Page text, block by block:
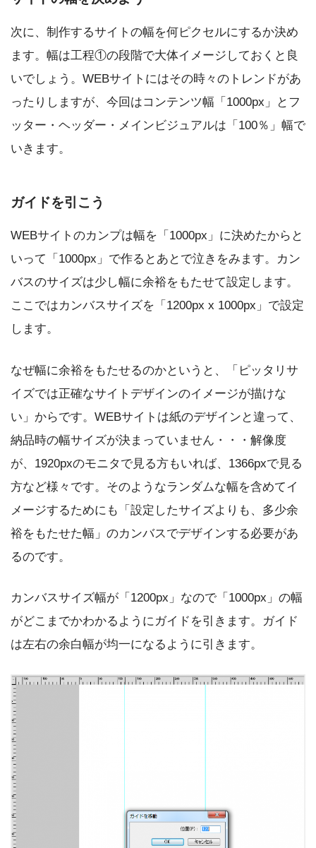
次に、制作するサイトの幅を何ピクセルにするか決め
ます。幅は工程①の段階で大体イメージしておくと良
いでしょう。WEBサイトにはその時々のトレンドがあ
ったりしますが、今回はコンテンツ幅「1000px」とフ
ッター・ヘッダー・メインビジュアルは「100％」幅で
いきます。
ガイドを引こう
WEBサイトのカンプは幅を「1000px」に決めたからと
いって「1000px」で作るとあとで泣きをみます。カン
バスのサイズは少し幅に余裕をもたせて設定します。
ここではカンバスサイズを「1200px x 1000px」で設定
します。
なぜ幅に余裕をもたせるのかというと、「ピッタリサ
イズでは正確なサイトデザインのイメージが描けな
い」からです。WEBサイトは紙のデザインと違って、
納品時の幅サイズが決まっていません・・・解像度
が、1920pxのモニタで見る方もいれば、1366pxで見る
方など様々です。そのようなランダムな幅を含めてイ
メージするためにも「設定したサイズよりも、多少余
裕をもたせた幅」のカンバスでデザインする必要があ
るのです。
カンバスサイズ幅が「1200px」なので「1000px」の幅
がどこまでかわかるようにガイドを引きます。ガイド
は左右の余白幅が均一になるように引きます。